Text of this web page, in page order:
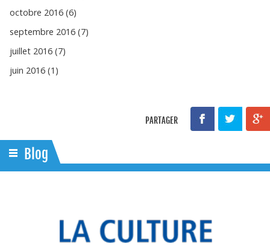
octobre 2016 (6)
septembre 2016 (7)
juillet 2016 (7)
juin 2016 (1)
PARTAGER
Blog